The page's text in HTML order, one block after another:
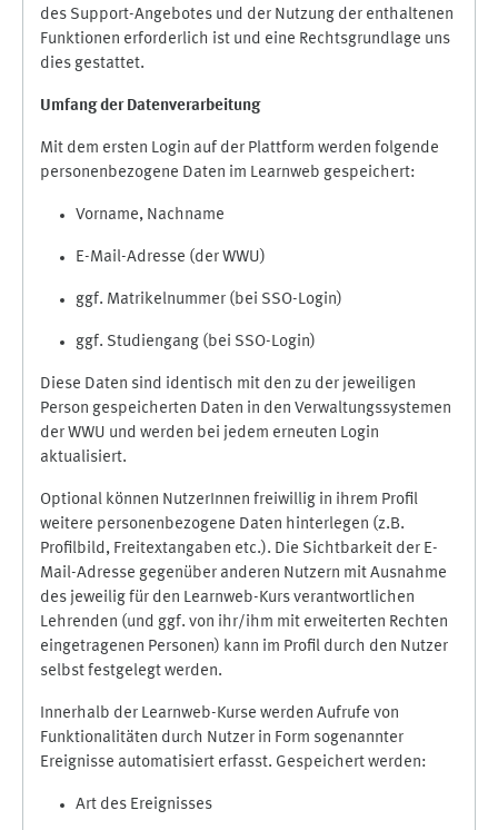
des Support-Angebotes und der Nutzung der enthaltenen
Funktionen erforderlich ist und eine Rechtsgrundlage uns
dies gestattet.
Umfang der Datenverarbeitung
Mit dem ersten Login auf der Plattform werden folgende
personenbezogene Daten im Learnweb gespeichert:
Vorname, Nachname
E-Mail-Adresse (der WWU)
ggf. Matrikelnummer (bei SSO-Login)
ggf. Studiengang (bei SSO-Login)
Diese Daten sind identisch mit den zu der jeweiligen
Person gespeicherten Daten in den Verwaltungssystemen
der WWU und werden bei jedem erneuten Login
aktualisiert.
Optional können NutzerInnen freiwillig in ihrem Profil
weitere personenbezogene Daten hinterlegen (z.B.
Profilbild, Freitextangaben etc.). Die Sichtbarkeit der E-
Mail-Adresse gegenüber anderen Nutzern mit Ausnahme
des jeweilig für den Learnweb-Kurs verantwortlichen
Lehrenden (und ggf. von ihr/ihm mit erweiterten Rechten
eingetragenen Personen) kann im Profil durch den Nutzer
selbst festgelegt werden.
Innerhalb der Learnweb-Kurse werden Aufrufe von
Funktionalitäten durch Nutzer in Form sogenannter
Ereignisse automatisiert erfasst. Gespeichert werden:
Art des Ereignisses